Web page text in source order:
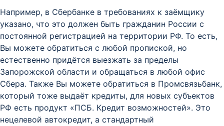
Например, в Сбербанке в требованиях к заёмщику
указано, что это должен быть гражданин России с
постоянной регистрацией на территории РФ. То есть,
Вы можете обратиться с любой пропиской, но
естественно придётся выезжать за пределы
Запорожской области и обращаться в любой офис
Сбера. Также Вы можете обратиться в Промсвязьбанк,
который тоже выдаёт кредиты, для новых субъектов
РФ есть продукт «ПСБ. Кредит возможностей». Это
нецелевой автокредит, а стандартный